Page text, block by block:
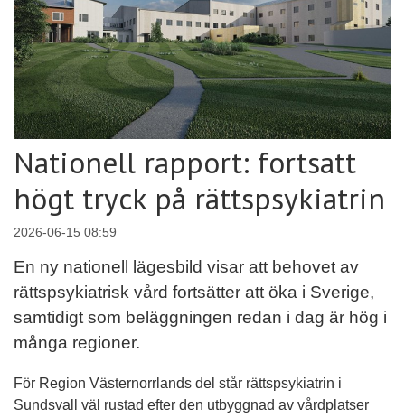
Nationell rapport: fortsatt
högt tryck på rättspsykiatrin
2026-06-15 08:59
En ny nationell lägesbild visar att behovet av
rättspsykiatrisk vård fortsätter att öka i Sverige,
samtidigt som beläggningen redan i dag är hög i
många regioner.
För Region Västernorrlands del står rättspsykiatrin i
Sundsvall väl rustad efter den utbyggnad av vårdplatser